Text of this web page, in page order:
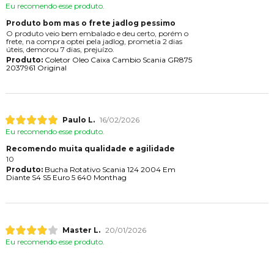
Eu recomendo esse produto.
Produto bom mas o frete jadlog pessimo
O produto veio bem embalado e deu certo, porém o
frete, na compra optei pela jadlog, prometia 2 dias
úteis, demorou 7 dias, prejuízo.
Produto:Coletor Oleo Caixa Cambio Scania GR875
2037961 Original
Paulo L. 16/02/2026
Eu recomendo esse produto.
Recomendo muita qualidade e agilidade
10
Produto:Bucha Rotativo Scania 124 2004 Em
Diante S4 S5 Euro 5 640 Monthag
Master L. 20/01/2026
Eu recomendo esse produto.